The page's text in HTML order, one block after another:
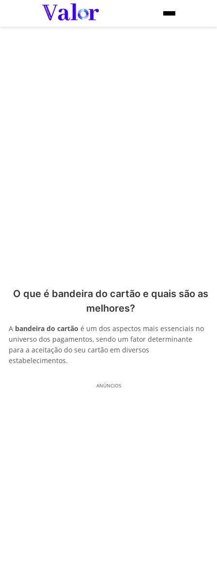
O que é bandeira do cartão e quais são as
melhores?
A bandeira do cartão é um dos aspectos mais essenciais no
universo dos pagamentos, sendo um fator determinante
para a aceitação do seu cartão em diversos
estabelecimentos.
ANÚNCIOS